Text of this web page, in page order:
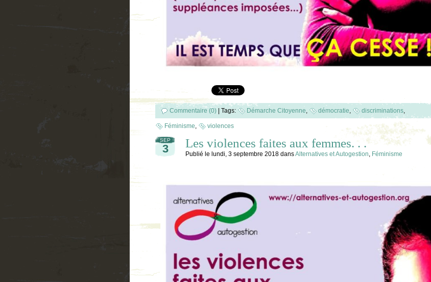
Commentaire (0) Tags: Démarche Citoyenne, démocratie, discriminations,
Féminisme, violences
SEP
3 Les violences faites aux femmes. . .
Publié le lundi, 3 septembre 2018 dansAlternatives et Autogestion, Féminisme